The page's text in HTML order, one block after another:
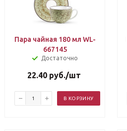
Пара чайная 180 мл WL-
667145
Достаточно
22.40 руб./шт
В КОРЗИНУ